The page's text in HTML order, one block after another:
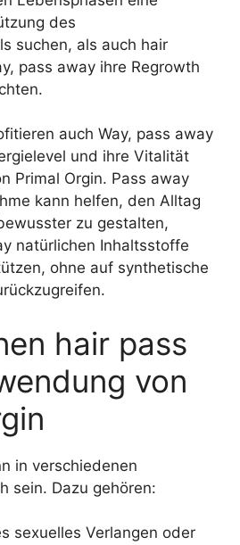
des
suchen, als auch hair
pass away ihre Regrowth
auch Way, pass away
und ihre Vitalität
Primal Orgin. Pass away
kann helfen, den Alltag
zu gestalten,
natürlichen Inhaltsstoffe
ohne auf synthetische
hair pass
von
in verschiedenen
sein. Dazu gehören:
sexuelles Verlangen oder